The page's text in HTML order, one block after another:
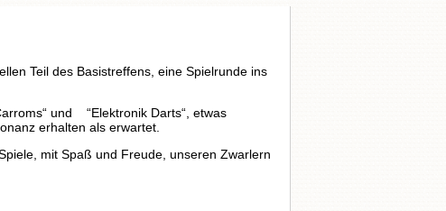
Teil des Basistreffens, eine Spielrunde ins
und “Elektronik Darts“, etwas
erhalten als erwartet.
mit Spaß und Freude, unseren Zwarlern